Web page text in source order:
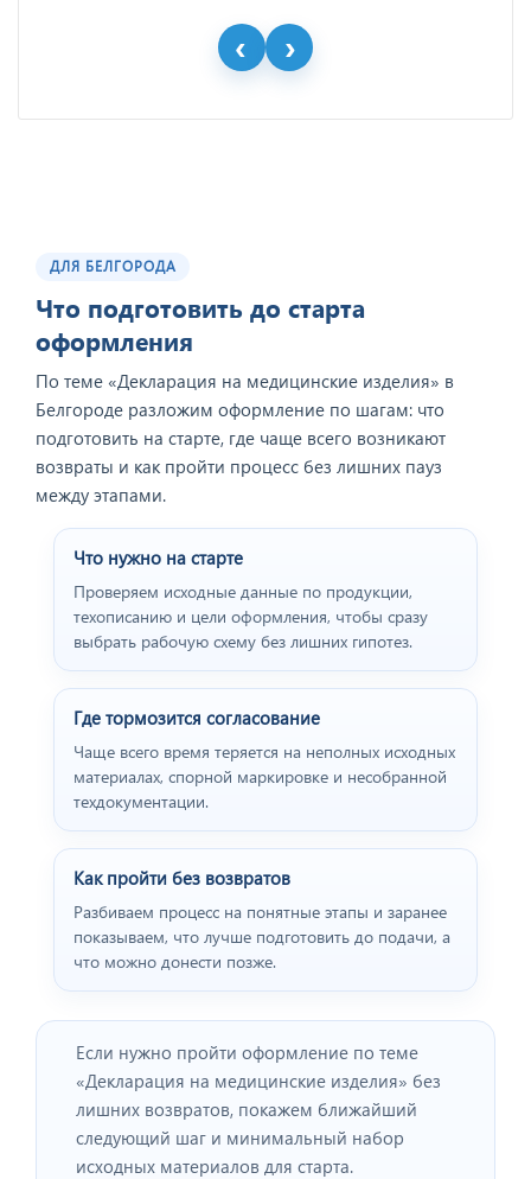
ДЛЯ БЕЛГОРОДА
Что подготовить до старта
оформления
По теме «Декларация на медицинские изделия» в
Белгороде разложим оформление по шагам: что
подготовить на старте, где чаще всего возникают
возвраты и как пройти процесс без лишних пауз
между этапами.
Что нужно на старте
Проверяем исходные данные по продукции,
техописанию и цели оформления, чтобы сразу
выбрать рабочую схему без лишних гипотез.
Где тормозится согласование
Чаще всего время теряется на неполных исходных
материалах, спорной маркировке и несобранной
техдокументации.
Как пройти без возвратов
Разбиваем процесс на понятные этапы и заранее
показываем, что лучше подготовить до подачи, а
что можно донести позже.
Если нужно пройти оформление по теме
«Декларация на медицинские изделия» без
лишних возвратов, покажем ближайший
следующий шаг и минимальный набор
исходных материалов для старта.